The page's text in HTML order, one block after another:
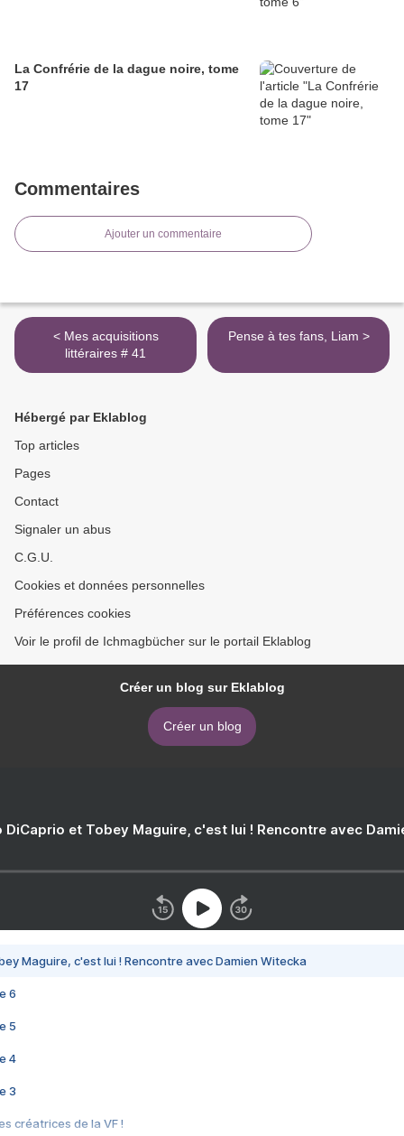
La Confrérie de la dague noire, tome
17
Commentaires
Ajouter un commentaire
< Mes acquisitions
littéraires # 41
Pense à tes fans, Liam >
Hébergé par Eklablog
Top articles
Pages
Contact
Signaler un abus
C.G.U.
Cookies et données personnelles
Préférences cookies
Voir le profil de Ichmagbücher sur le portail Eklablog
Créer un blog sur Eklablog
Créer un blog
DiCaprio et Tobey Maguire, c'est lui ! Rencontre avec
Maguire, c'est lui ! Rencontre avec Damien Witecka
6
5
4
3
créatrices de la VF !